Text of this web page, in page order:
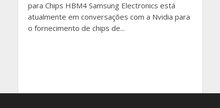
para Chips HBM4 Samsung Electronics está
atualmente em conversações com a Nvidia para
o fornecimento de chips de...